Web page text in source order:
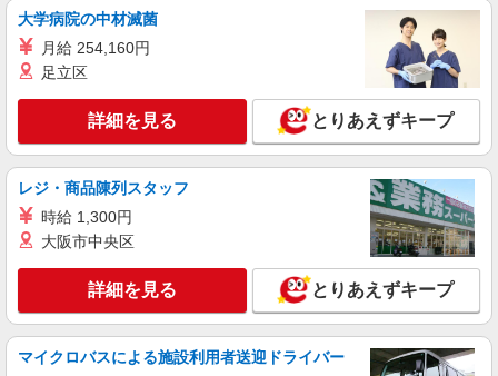
大学病院の中材滅菌
月給 254,160円
足立区
詳細を見る とりあえずキープ
レジ・商品陳列スタッフ
時給 1,300円
大阪市中央区
詳細を見る とりあえずキープ
マイクロバスによる施設利用者送迎ドライバー